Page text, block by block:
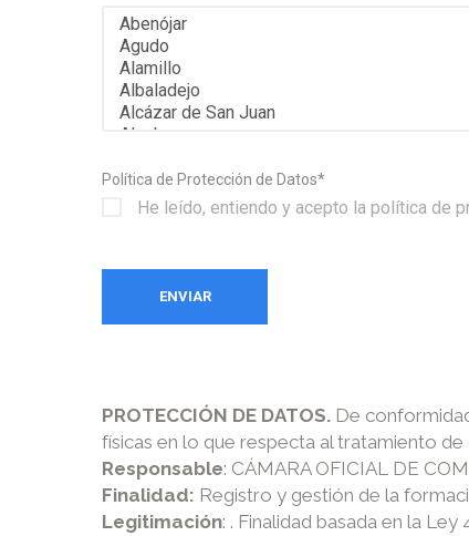
Política de Protección de Datos*
He leído, entiendo y acepto la política de
PROTECCIÓN DE DATOS. De
físicas en lo que respecta al tratamiento
Responsable: CÁMARA OFICIAL DE
Finalidad: Registro y gestión de la
Legitimación: . Finalidad basada en la